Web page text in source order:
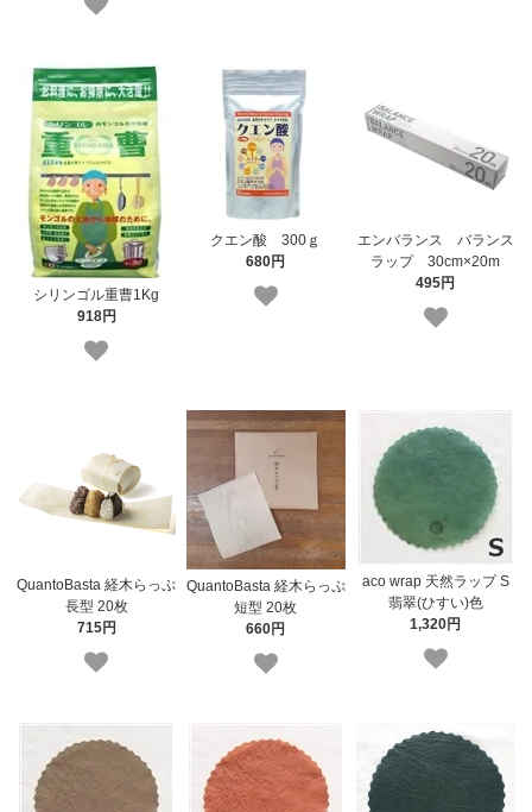
シリンゴル重曹1Kg
918円
クエン酸 300ｇ
680円
エンバランス バランス
ラップ 30cm×20m
495円
QuantoBasta 経木らっぷ
長型 20枚
715円
QuantoBasta 経木らっぷ
短型 20枚
660円
aco wrap 天然ラップ S
翡翠(ひすい)色
1,320円